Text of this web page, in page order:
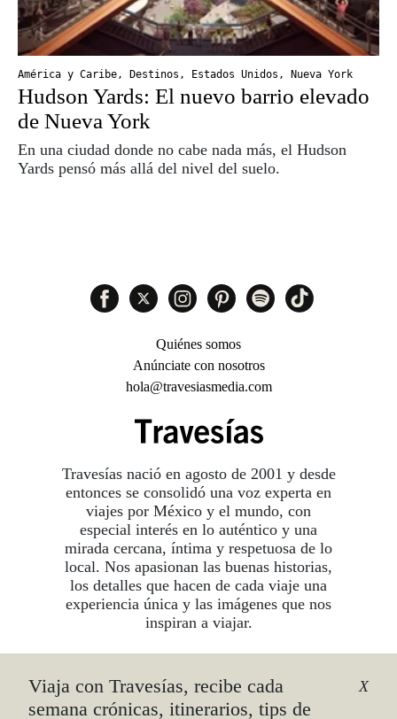
América y Caribe, Destinos , Estados Unidos , Nueva York
Hudson Yards: El nuevo barrio elevado
de Nueva York
En una ciudad donde no cabe nada más, el Hudson
Yards pensó más allá del nivel del suelo.
Viaja con Travesías, recibe cada
semana crónicas, itinerarios, tips de
X
Travesías nació en agosto de 2001 y desde
entonces se consolidó una voz experta en
viajes por México y el mundo, con
especial interés en lo auténtico y una
mirada cercana, íntima y respetuosa de lo
local. Nos apasionan las buenas historias,
los detalles que hacen de cada viaje una
experiencia única y las imágenes que nos
inspiran a viajar.
Quiénes somos
Anúnciate con nosotros
hola@travesiasmedia.com
©2026 DERECHOS RESERVADOS.
TRAVESÍAS ES UNA MARCA REGISTRADA